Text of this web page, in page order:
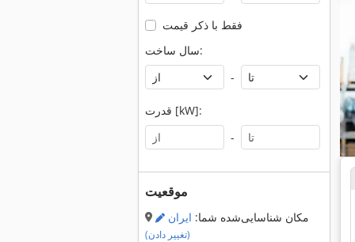
فقط با ذکر قیمت
سال ساخت:
-
قدرت [kW]:
-
موقعیت
مکان شناسایی‌شده شما: ایران
(تغییر دادن)